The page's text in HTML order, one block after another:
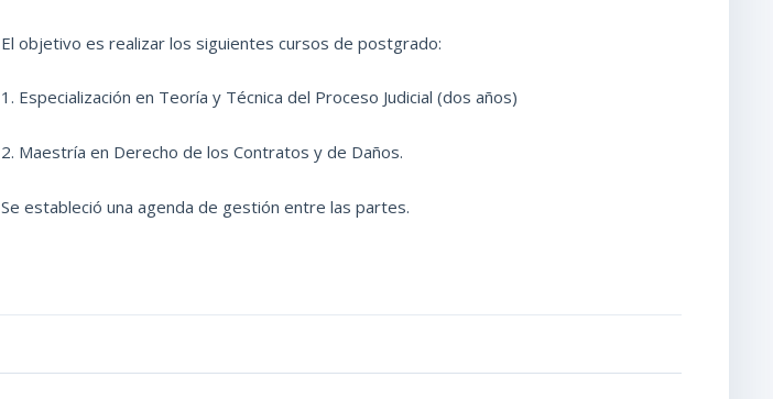
El objetivo es realizar los siguientes cursos de postgrado:
1. Especialización en Teoría y Técnica del Proceso Judicial (dos años)
2. Maestría en Derecho de los Contratos y de Daños.
Se estableció una agenda de gestión entre las partes.